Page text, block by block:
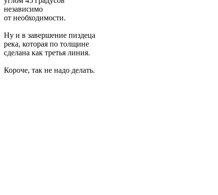
независимо
от необходимости.
Ну и в завершение пиздеца
река, которая по толщине
сделана как третья линия.
Короче, так не надо делать.